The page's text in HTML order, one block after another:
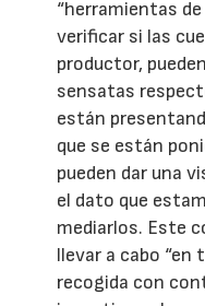
“herramientas
verificar si las
productor,
sensatas
están
que se están
pueden dar una
el dato que
mediarlos. Este
llevar a cabo “en
recogida con